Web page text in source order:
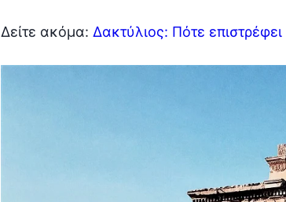
Δείτε ακόμα: Δακτύλιος: Πότε